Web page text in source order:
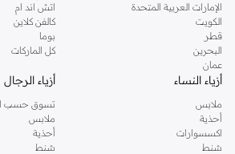
الحماية والصيانة
احموا أحذيته من العوامل الجوية باستخدام بخاخات
تأكدوا من بقاء أحذيته جافة وخالية من البقع، جاهزة لأي
الراحة والمقاس المثالي
عززوا الراحة مع مجموعتنا من النعال والإكسسوارات.
طبقة إضافية من التبطين لراحة تدوم طوال اليوم أثناء
توصيل سريع في جميع أنحاء الإمارات
الإمارات العربية المتحدة
الكويت
قطر
البحرين
عمان
اتش اند ام
كالفن كلاين
بوما
كل الماركات
أزياء النساء
ملابس
أحذية
اكسسوارات
شنط
أزياء الرجال
تسوق حسب
ملابس
أحذية
شنط